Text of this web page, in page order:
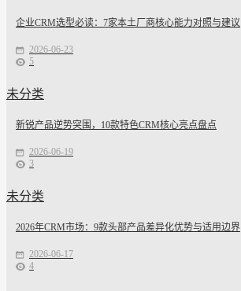
企业CRM选型必读：7家本土厂商核心能力对照与建议
2026-06-23
5
未分类
新锐产品逆势突围，10款特色CRM核心亮点盘点
2026-06-19
3
未分类
2026年CRM市场：9款头部产品差异化优势与适用边界
2026-06-17
4